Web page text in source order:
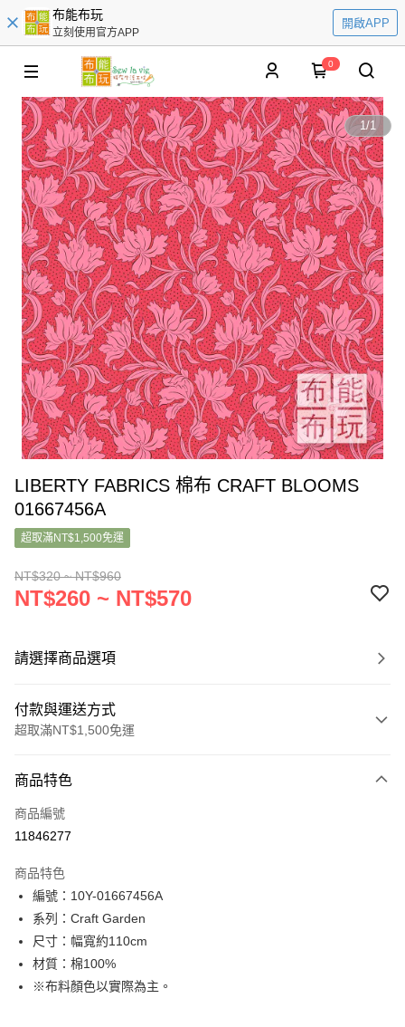
布能布玩
立刻使用官方APP
開啟APP
0
1/1
LIBERTY FABRICS 棉布 CRAFT BLOOMS
01667456A
超取滿NT$1,500免運
NT$320 ~ NT$960
NT$260 ~ NT$570
請選擇商品選項
付款與運送方式
超取滿NT$1,500免運
信用卡一次付款
超商取貨付款
Apple Pay
街口支付
Google Pay
AFTEE先享後付
商品特色
商品編號
11846277
商品特色
編號：10Y-01667456A
系列：Craft Garden
尺寸：幅寬約110cm
材質：棉100%
※布料顏色以實際為主。